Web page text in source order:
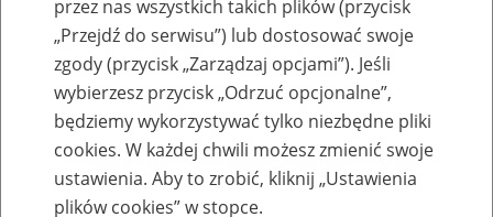
Zaproś ZUS do siebie: Aktywni 50+
przez nas wszystkich takich plików (przycisk
„Przejdź do serwisu”) lub dostosować swoje
zgody (przycisk „Zarządzaj opcjami”). Jeśli
wybierzesz przycisk „Odrzuć opcjonalne”,
będziemy wykorzystywać tylko niezbędne pliki
cookies. W każdej chwili możesz zmienić swoje
ustawienia. Aby to zrobić, kliknij „Ustawienia
plików cookies” w stopce.